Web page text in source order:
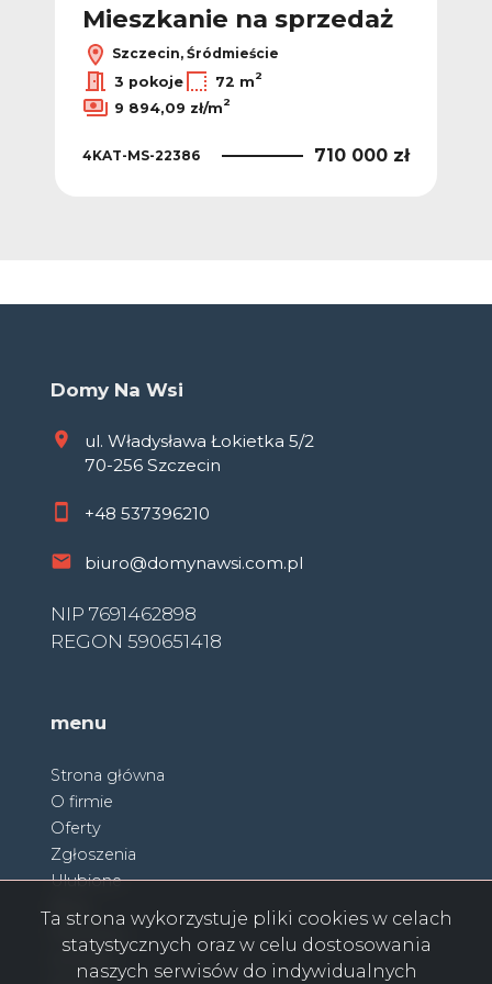
Mieszkanie na sprzedaż
Szczecin, Śródmieście
3 pokoje
72 m2
9 894,09 zł/m2
4KAT-MS-22386 710 000 zł
Domy Na Wsi
ul. Władysława Łokietka 5/2
70-256 Szczecin
+48 537396210
biuro@domynawsi.com.pl
NIP 7691462898
REGON 590651418
menu
Strona główna
O firmie
Oferty
Zgłoszenia
Ulubione
Kontakt
Ta strona wykorzystuje pliki cookies w celach
statystycznych oraz w celu dostosowania
naszych serwisów do indywidualnych